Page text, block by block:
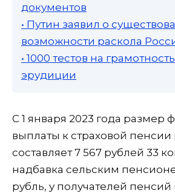
документов
• Путин заявил о
возможности раскола
• 1000 тестов на
эрудиции
С 1 января 2023 года размер
выплаты к страховой пенсии
составляет 7 567 рублей 33
надбавка сельским
рубль, у получателей пенсий